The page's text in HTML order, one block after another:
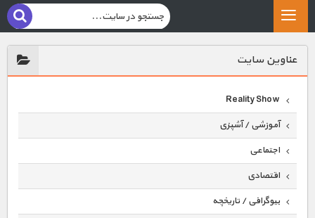
عناوين سايت
Reality Show
آموزشی / آشپزی
اجتماعی
اقتصادی
بیوگرافی / تاریخچه